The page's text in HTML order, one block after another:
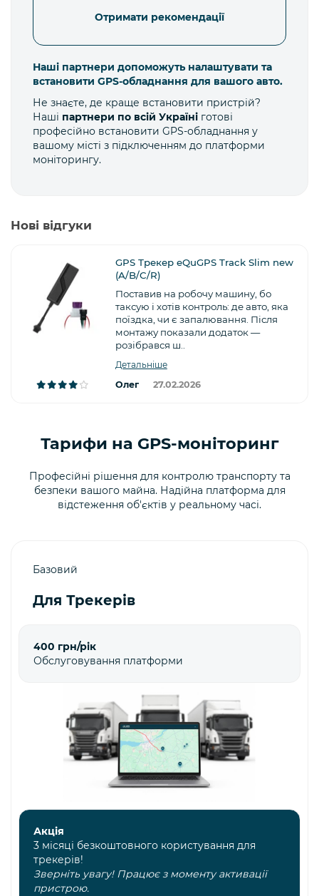
Отримати рекомендації
Наші партнери допоможуть налаштувати та
встановити GPS-обладнання для вашого авто.
Не знаєте, де краще встановити пристрій?
Наші партнери по всій Україні готові
професійно встановити GPS-обладнання у
вашому місті з підключенням до платформи
моніторингу.
Нові відгуки
GPS Трекер eQuGPS Track Slim new
(A/B/C/R)
Поставив на робочу машину, бо
таксую і хотів контроль: де авто, яка
поїздка, чи є запалювання. Після
монтажу показали додаток —
розібрався ш..
Детальніше
Олег
27.02.2026
Тарифи на GPS-моніторинг
Професійні рішення для контролю транспорту та
безпеки вашого майна. Надійна платформа для
відстеження об'єктів у реальному часі.
Базовий
Для Трекерів
400 грн/рік
Обслуговування платформи
Акція
3 місяці безкоштовного користування для
трекерів!
Зверніть увагу! Працює з моменту активації
пристрою.